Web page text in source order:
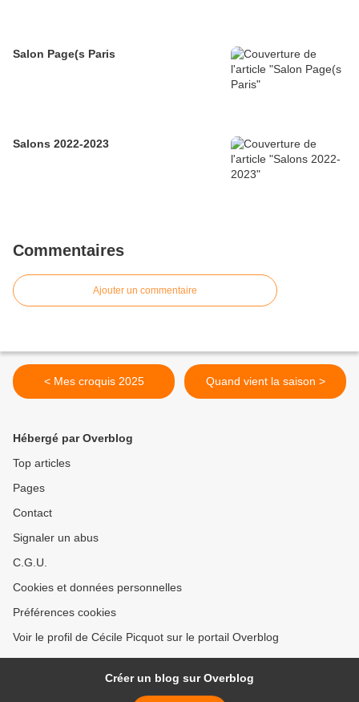
Salon Page(s Paris
Salons 2022-2023
Commentaires
Ajouter un commentaire
< Mes croquis 2025 Quand vient la saison >
Hébergé par Overblog
Top articles
Pages
Contact
Signaler un abus
C.G.U.
Cookies et données personnelles
Préférences cookies
Voir le profil de Cécile Picquot sur le portail Overblog
Créer un blog sur Overblog